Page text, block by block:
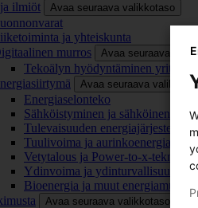
ilmiöt Avaa seuraava valikkotaso
ja yhteiskunta
murros
Avaa seuraava
Tekoälyn hyödyntäminen
Avaa seuraava
Energiaselonteko
Sähköistyminen ja sähköinen
Tulevaisuuden energiajärjestelmä
Tuulivoima ja aurinkoenergia
Vetytalous ja Power-to-x-
Ydinvoima ja ydinturvallisuus
Bioenergia ja muut energiamuodot
Avaa seuraava valikkotaso